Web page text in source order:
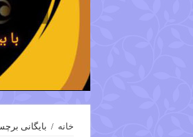
خانه / بایگانی